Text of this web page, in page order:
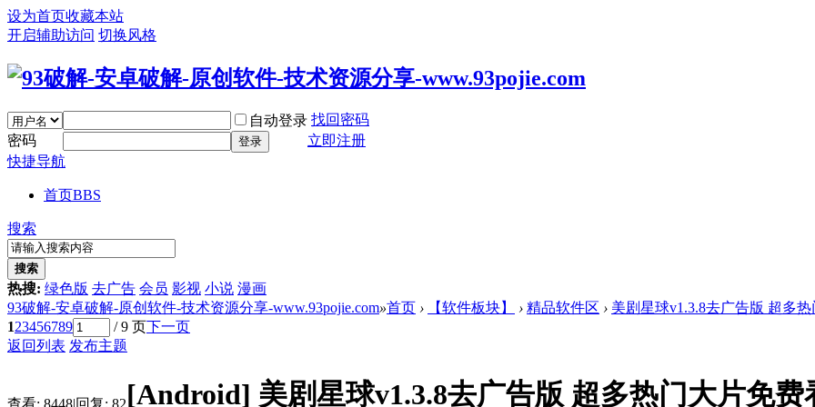
设为首页收藏本站
开启辅助访问 切换风格
自动登录 找回密码
密码
登录
立即注册
快捷导航
首页BBS
搜索
搜索
热搜: 绿色版 去广告 会员 影视 小说 漫画
93破解-安卓破解-原创软件-技术资源分享-www.93pojie.com»首页 › 【软件板块】 › 精品软件区 › 美剧星球v1.3.8去广告版 超多
123456789 / 9 页下一页
返回列表 发布主题
查看: 8448|回复: 82[Android] 美剧星球v1.3.8去广告版 超多热门大片免费